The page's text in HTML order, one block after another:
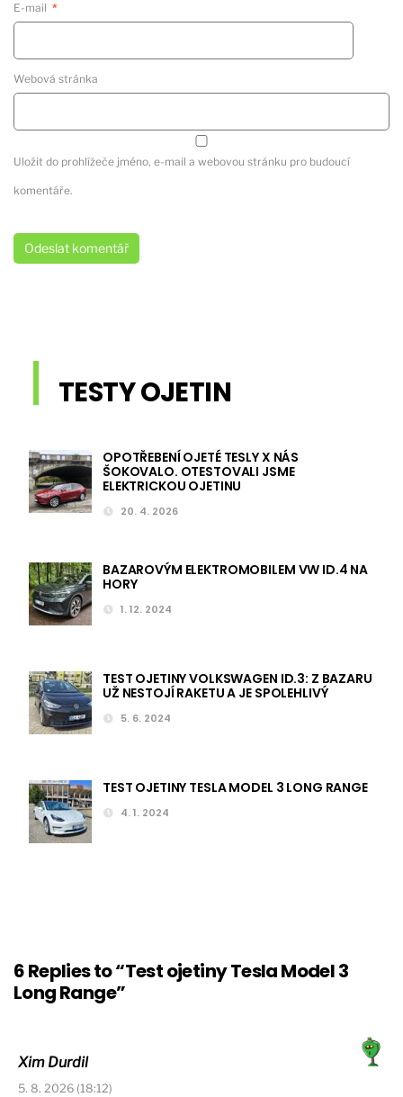
E-mail *
Webová stránka
Uložit do prohlížeče jméno, e-mail a webovou stránku pro budoucí
komentáře.
TESTY OJETIN
OPOTŘEBENÍ OJETÉ TESLY X NÁS
ŠOKOVALO. OTESTOVALI JSME
ELEKTRICKOU OJETINU
20. 4. 2026
BAZAROVÝM ELEKTROMOBILEM VW ID.4 NA
HORY
1. 12. 2024
TEST OJETINY VOLKSWAGEN ID.3: Z BAZARU
UŽ NESTOJÍ RAKETU A JE SPOLEHLIVÝ
5. 6. 2024
TEST OJETINY TESLA MODEL 3 LONG RANGE
4. 1. 2024
6 Replies to “Test ojetiny Tesla Model 3
Long Range”
Xim Durdil
5. 8. 2026 (18:12)